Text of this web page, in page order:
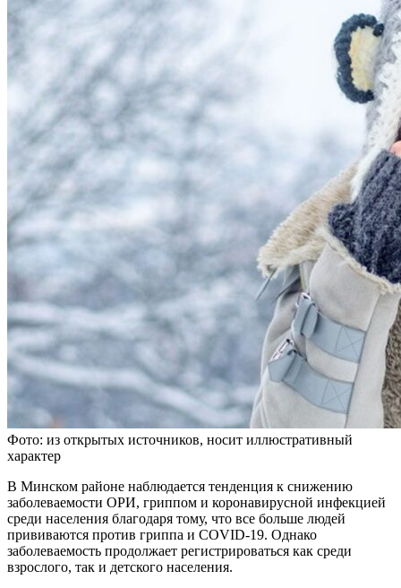
Фото: из открытых источников, носит иллюстративный
характер
В Минском районе наблюдается тенденция к снижению
заболеваемости ОРИ, гриппом и коронавирусной инфекцией
среди населения благодаря тому, что все больше людей
прививаются против гриппа и COVID-19. Однако
заболеваемость продолжает регистрироваться как среди
взрослого, так и детского населения.